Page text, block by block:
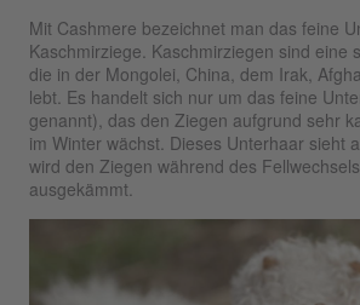
Mit Cashmere bezeichnet man das feine
Kaschmirziege. Kaschmirziegen sind eine
die in der Mongolei, China, dem Irak,
lebt. Es handelt sich nur um das feine
genannt), das den Ziegen aufgrund sehr
im Winter wächst. Dieses Unterhaar sieht
wird den Ziegen während des
ausgekämmt.